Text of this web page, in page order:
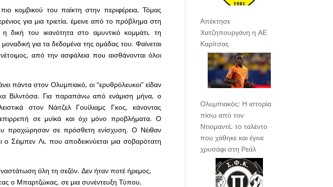
κομβικού του παίκτη στην περιφέρεια, Τόμας
για μια τριετία, έμεινε από το πρόβλημα στη
του ικανότητα στο αμυντικό κομμάτι, τη
για τα δεδομένα της ομάδας του. Φαίνεται
από την ασφάλεια που αισθάνονται όλοι
πάντα στον Ολυμπιακό, οι “ερυθρόλευκοι” είδαν
Βιλντόσα. Για παραπάνω από ενάμιση μήνα, ο
στον Νάιτζελ Γουίλιαμς Γκος, κάνοντας
σε μυϊκά και όχι μόνο προβλήματα. Ο
προχώρησαν σε πρόσθετη ενίσχυση. Ο Νέιθαν
Σέιμπεν Λι, που αποδεικνύεται μια σοβαρότατη
όλη τη σεζόν. Δεν ήταν ποτέ ήρεμος,
ο Μπαρτζώκας, σε μια συνέντευξη Τύπου,
Απέκτησε
Χατζηπουργάνη η ΑΕ
Καρίτσας
Ολυμπιακός: Η ιστορία
πίσω από τον
Ντιομαντέ, το ταλέντο
που χάθηκε και έγινε
χρυσάφι στη Ρεάλ